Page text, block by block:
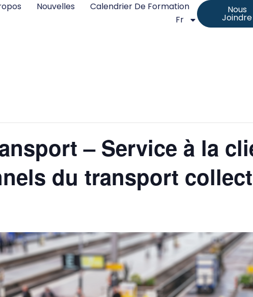
Nouvelles
Calendrier De Formation
Fr
Nous
Joindre
– Service à la
du transport